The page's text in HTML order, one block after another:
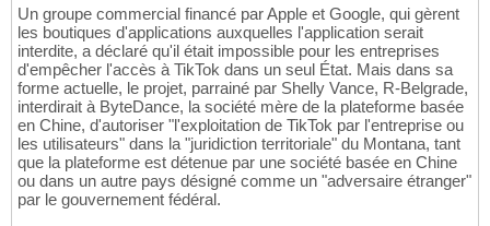
Un groupe commercial financé par Apple et Google, qui gèrent
les boutiques d'applications auxquelles l'application serait
interdite, a déclaré qu'il était impossible pour les entreprises
d'empêcher l'accès à TikTok dans un seul État. Mais dans sa
forme actuelle, le projet, parrainé par Shelly Vance, R-Belgrade,
interdirait à ByteDance, la société mère de la plateforme basée
en Chine, d'autoriser "l'exploitation de TikTok par l'entreprise ou
les utilisateurs" dans la "juridiction territoriale" du Montana, tant
que la plateforme est détenue par une société basée en Chine
ou dans un autre pays désigné comme un "adversaire étranger"
par le gouvernement fédéral.